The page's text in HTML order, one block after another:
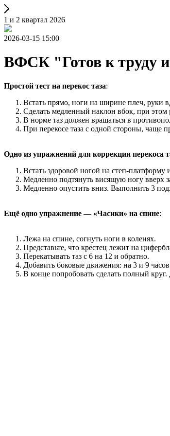
1 и 2 квартал 2026
2026-03-15 15:00
ВФСК "Готов к труду
Простой тест на перекос таза:
Встать прямо, ноги на ширине плеч, руки
Сделать медленный наклон вбок, при этом
В норме таз должен вращаться в
При перекосе таза с одной стороны, чаще
Одно из упражнений для коррекции перекоса
Встать здоровой ногой на степ-
Медленно подтянуть висящую ногу вверх
Медленно опустить вниз. Выполнить 3
Ещё одно упражнение — «Часики» на спине:
Лежа на спине, согнуть ноги в коленях.
Представьте, что крестец лежит на
Перекатывать таз с 6 на 12 и обратно.
Добавить боковые движения: на 3 и 9
В конце попробовать сделать полный